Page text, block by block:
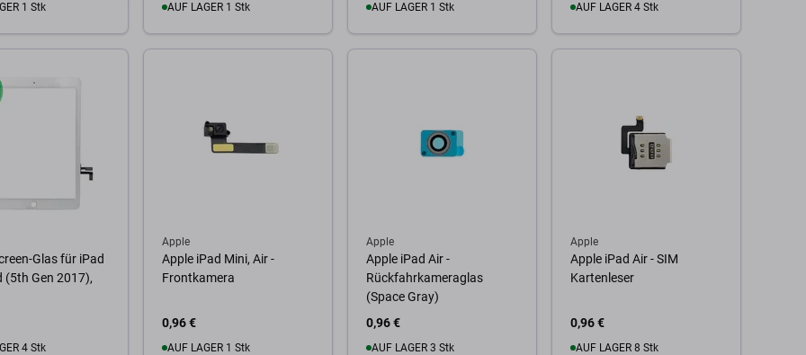
1 Stk AUF LAGER 1 Stk AUF LAGER 1 Stk AUF LAGER 4 Stk
Glas für iPad
(5th Gen 2017),
4 Stk
Apple
Apple iPad Mini, Air -
Frontkamera
0,96 €
AUF LAGER 1 Stk
Apple
Apple iPad Air -
Rückfahrkameraglas
(Space Gray)
0,96 €
AUF LAGER 3 Stk
Apple
Apple iPad Air - SIM
Kartenleser
0,96 €
AUF LAGER 8 Stk